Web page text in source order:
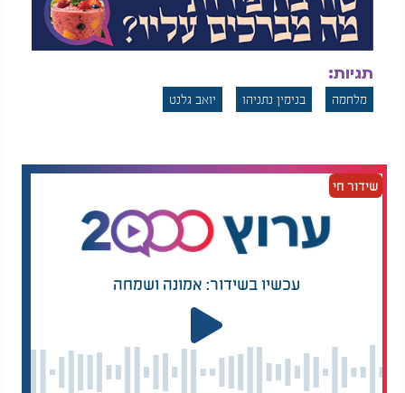
תגיות:
מלחמה בנימין נתניהו יואב גלנט
שידור חי
עכשיו בשידור: אמונה ושמחה